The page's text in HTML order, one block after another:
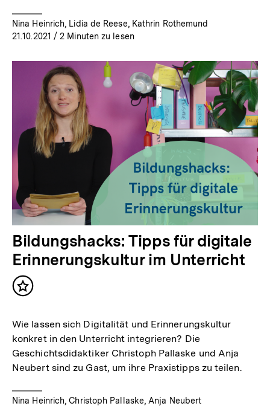
Nina Heinrich, Lidia de Reese, Kathrin Rothemund
21.10.2021 / 2 Minuten zu lesen
Bildungshacks: Tipps für digitale
Erinnerungskultur im Unterricht
Inhalt
Wie lassen sich Digitalität und Erinnerungskultur
konkret in den Unterricht integrieren? Die
Geschichtsdidaktiker Christoph Pallaske und Anja
Neubert sind zu Gast, um ihre Praxistipps zu teilen.
Nina Heinrich, Christoph Pallaske, Anja Neubert